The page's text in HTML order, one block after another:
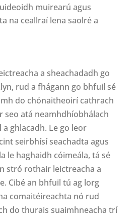
muirearú agus
na ceallraí lena saolré a
a sheachadadh go
rud a fhágann go bhfuil sé
do chónaitheoirí cathrach
seo atá neamhdhíobhálach
ghlacadh. Le go leor
seirbhísí seachadta agus
le haghaidh cóimeála, tá sé
stró rothair leictreacha a
Cibé an bhfuil tú ag lorg
comaitéireachta nó rud
do thurais suaimhneacha trí